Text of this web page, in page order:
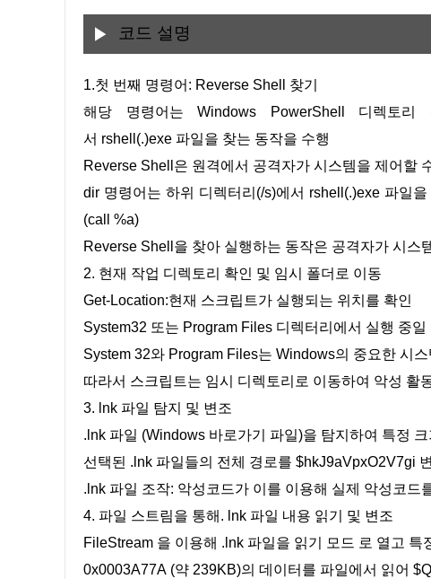
코드 설명
1.첫 번째 명령어: Reverse Shell 찾기
해당 명령어는 Windows PowerShell 디렉토리
서 rshell(.)exe 파일을 찾는 동작을 수행
Reverse Shell은 원격에서 공격자가 시스템을 제어할
dir 명령어는 하위 디렉터리(/s)에서 rshell(.)exe 파일
(call %a)
Reverse Shell을 찾아 실행하는 동작은 공격자가 시스
2. 현재 작업 디렉토리 확인 및 임시 폴더로 이동
Get-Location:현재 스크립트가 실행되는 위치를 확인
System32 또는 Program Files 디렉터리에서 실행 중
System 32와 Program Files는 Windows의 중요한 시
따라서 스크립트는 임시 디렉토리로 이동하여 악성 활
3. lnk 파일 탐지 및 변조
.lnk 파일 (Windows 바로가기 파일)을 탐지하여 특정
선택된 .lnk 파일들의 전체 경로를 $hkJ9aVpxO2V7gi
.lnk 파일 조작: 악성코드가 이를 이용해 실제 악성코
4. 파일 스트림을 통해. lnk 파일 내용 읽기 및 변조
FileStream 을 이용해 .lnk 파일을 읽기 모드 로 열고
0x0003A77A (약 239KB)의 데이터를 파일에서 읽어